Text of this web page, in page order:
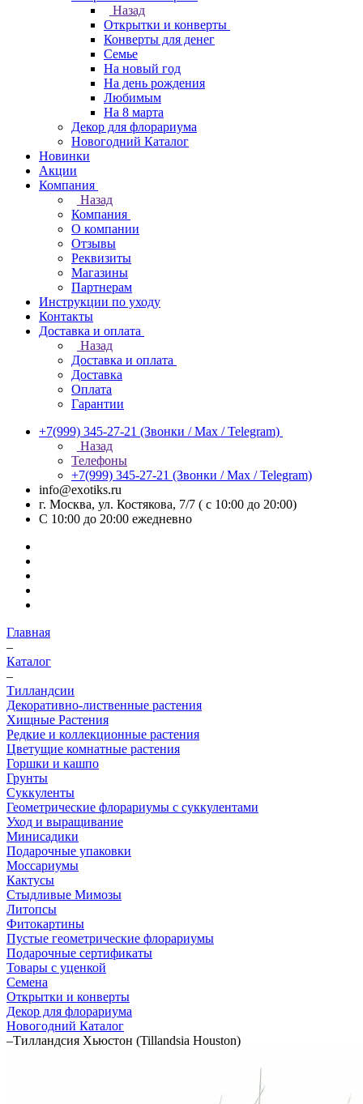
Назад
Открытки и конверты
Конверты для денег
Семье
На новый год
На день рождения
Любимым
На 8 марта
Декор для флорариума
Новогодний Каталог
Новинки
Акции
Компания
Назад
Компания
О компании
Отзывы
Реквизиты
Магазины
Партнерам
Инструкции по уходу
Контакты
Доставка и оплата
Назад
Доставка и оплата
Доставка
Оплата
Гарантии
+7(999) 345-27-21 (Звонки / Max / Telegram)
Назад
Телефоны
+7(999) 345-27-21 (Звонки / Max / Telegram)
info@exotiks.ru
г. Москва, ул. Костякова, 7/7 ( с 10:00 до 20:00)
С 10:00 до 20:00 ежедневно
Главная
–
Каталог
–
Тилландсии
Декоративно-лиственные растения
Хищные Растения
Редкие и коллекционные растения
Цветущие комнатные растения
Горшки и кашпо
Грунты
Суккуленты
Геометрические флорариумы с суккулентами
Уход и выращивание
Минисадики
Подарочные упаковки
Моссариумы
Кактусы
Стыдливые Мимозы
Литопсы
Фитокартины
Пустые геометрические флорариумы
Подарочные сертификаты
Товары с уценкой
Семена
Открытки и конверты
Декор для флорариума
Новогодний Каталог
–Тилландсия Хьюстон (Tillandsia Houston)